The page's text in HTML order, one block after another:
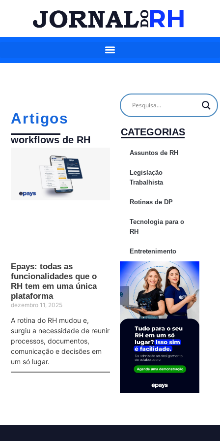
Artigos
workflows de RH
Epays: todas as
funcionalidades que o
RH tem em uma única
plataforma
dezembro 11, 2025
A rotina do RH mudou e,
surgiu a necessidade de reunir
processos, documentos,
comunicação e decisões em
um só lugar.
CATEGORIAS
Assuntos de RH
Legislação
Trabalhista
Rotinas de DP
Tecnologia para o
RH
Entretenimento